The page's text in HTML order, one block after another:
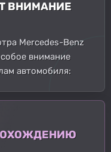
ВНИМАНИЕ
Mercedes-Benz
внимание
автомобиля: